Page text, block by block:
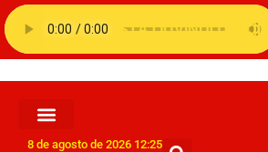
8 de agosto de 2026 12:25